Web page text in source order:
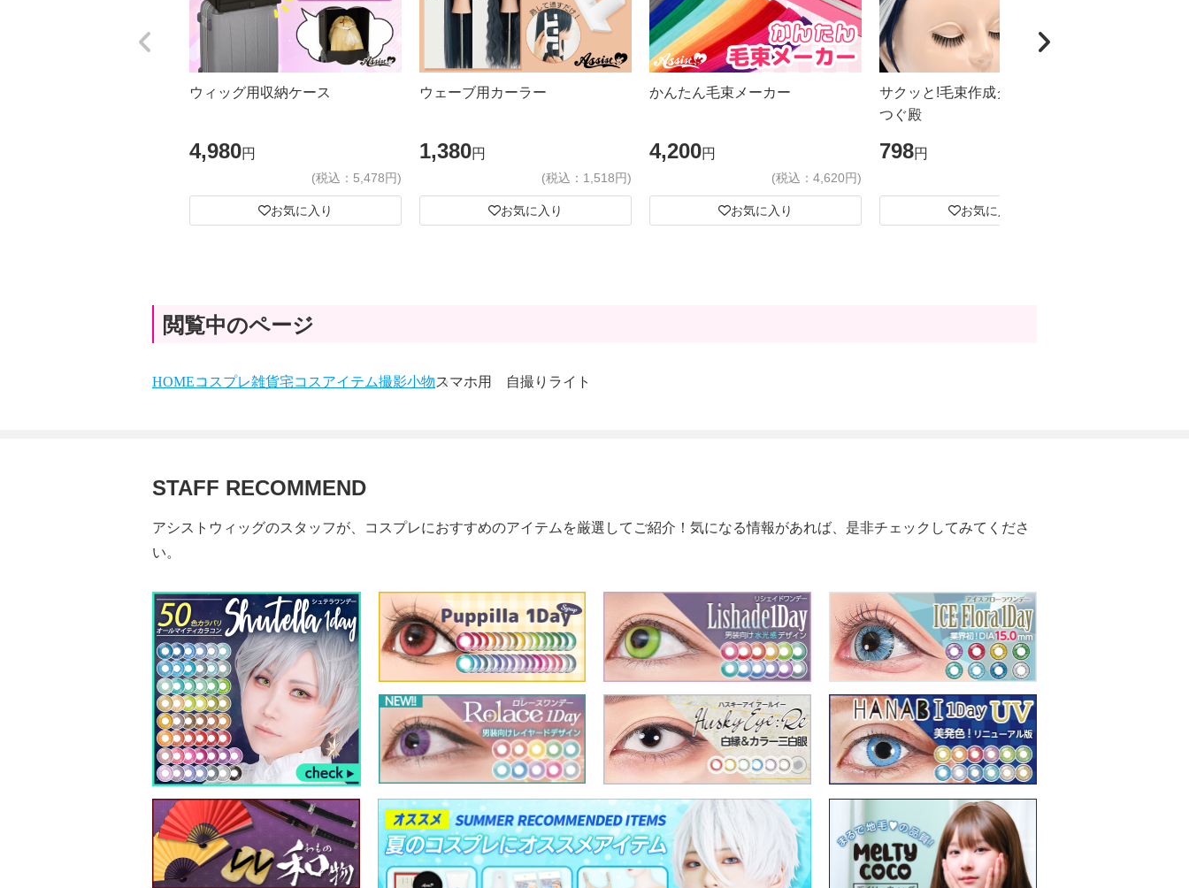
ウィッグ用収納ケース
4,980円
(税込：5,478円)
お気に入り
ウェーブ用カーラー
1,380円
(税込：1,518円)
お気に入り
かんたん毛束メーカー
4,200円
(税込：4,620円)
お気に入り
サクッと!毛束作成グルー のり
つぐ殿
798円
お気に入り
閲覧中のページ
HOMEコスプレ雑貨宅コスアイテム撮影小物スマホ用 自撮りライト
STAFF RECOMMEND
アシストウィッグのスタッフが、コスプレにおすすめのアイテムを厳選してご紹介！気になる情報があれば、是非チェックしてみてくださ
い。